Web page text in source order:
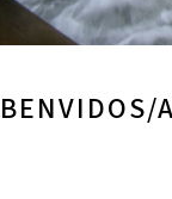
BENVIDOS/